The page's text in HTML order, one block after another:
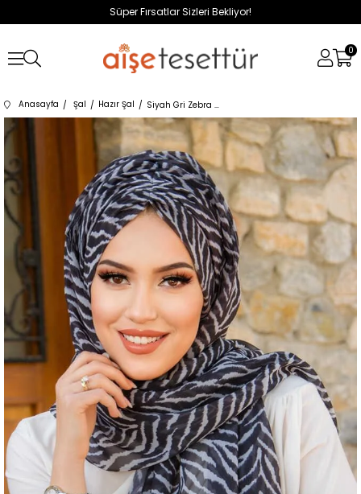
Süper Fırsatlar Sizleri Bekliyor!
0
Anasayfa Şal Hazır Şal Siyah Gri Zebra Desen Hazır Şal